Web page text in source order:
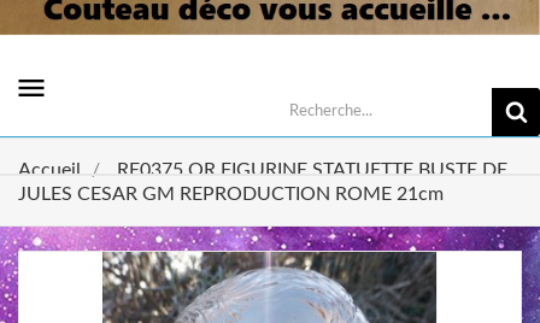
menu
Accueil
RE0375 OR FIGURINE STATUETTE BUSTE DE
JULES CESAR GM REPRODUCTION ROME 21cm